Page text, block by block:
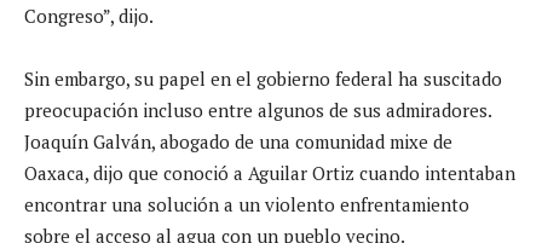
Congreso”, dijo.
Sin embargo, su papel en el gobierno federal ha suscitado
preocupación incluso entre algunos de sus admiradores.
Joaquín Galván, abogado de una comunidad mixe de
Oaxaca, dijo que conoció a Aguilar Ortiz cuando intentaban
encontrar una solución a un violento enfrentamiento
sobre el acceso al agua con un pueblo vecino.